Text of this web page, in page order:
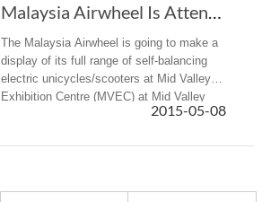
Malaysia Airwheel Is Attending Crossroad Auto Show 2015
The Malaysia Airwheel is going to make a
display of its full range of self-balancing
electric unicycles/scooters at Mid Valley
Exhibition Centre (MVEC) at Mid Valley
City, Lingkaran Syed Putra Kuala Lumpur,
2015-05-08